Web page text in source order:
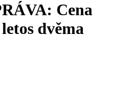
Cena
dvěma